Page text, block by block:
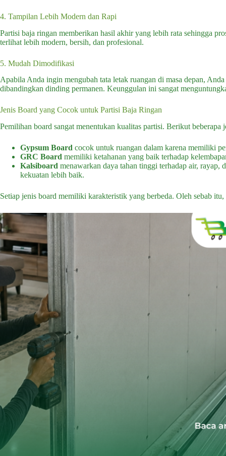
4. Tampilan Lebih Modern dan Rapi
Partisi baja ringan memberikan hasil akhir yang lebih rata sehingga
terlihat lebih modern, bersih, dan profesional.
5. Mudah Dimodifikasi
Apabila Anda ingin mengubah tata letak ruangan di masa depan,
dibandingkan dinding permanen. Keunggulan ini sangat
Jenis Board yang Cocok untuk Partisi Baja Ringan
Pemilihan board sangat menentukan kualitas partisi. Berikut
Gypsum Board cocok untuk ruangan dalam karena memiliki
GRC Board memiliki ketahanan yang baik terhadap
Kalsiboard menawarkan daya tahan tinggi terhadap air, rayap,
kekuatan lebih baik.
Setiap jenis board memiliki karakteristik yang berbeda. Oleh sebab